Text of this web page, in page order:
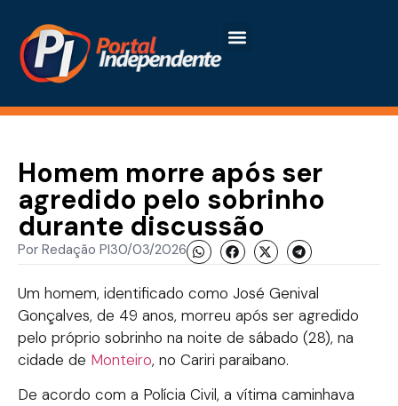
Homem morre após ser
agredido pelo sobrinho
durante discussão
Por Redação PI30/03/2026
Um homem, identificado como José Genival
Gonçalves, de 49 anos, morreu após ser agredido
pelo próprio sobrinho na noite de sábado (28), na
cidade de Monteiro, no Cariri paraibano.
De acordo com a Polícia Civil, a vítima caminhava